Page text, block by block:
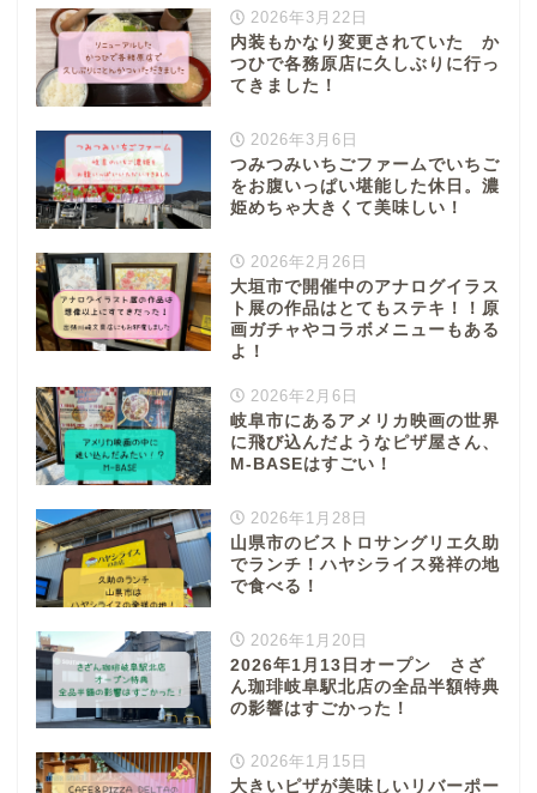
2026年3月22日
内装もかなり変更されていた か
つひで各務原店に久しぶりに行っ
てきました！
2026年3月6日
つみつみいちごファームでいちご
をお腹いっぱい堪能した休日。濃
姫めちゃ大きくて美味しい！
2026年2月26日
大垣市で開催中のアナログイラス
ト展の作品はとてもステキ！！原
画ガチャやコラボメニューもある
よ！
2026年2月6日
岐阜市にあるアメリカ映画の世界
に飛び込んだようなピザ屋さん、
M-BASEはすごい！
2026年1月28日
山県市のビストロサングリエ久助
でランチ！ハヤシライス発祥の地
で食べる！
2026年1月20日
2026年1月13日オープン さざ
ん珈琲岐阜駅北店の全品半額特典
の影響はすごかった！
2026年1月15日
大きいピザが美味しいリバーポー